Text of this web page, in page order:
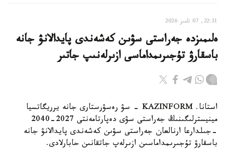
22:31, 07 تامىز 2026
ەلىمىزدە جەراستى سۋىن كەشەندى پايدالانۋ جانە
باسقارۋ تۇجىرىمداماسى ازىرلەنىپ جاتىر
استانا. KAZINFORM - سۋ رەسۋرستارى جانە يرريگاتسيا
مينيسترلىگىنىڭ جەراستى سۋى دەپارتامەنتى 2027-2040
-جىلدارعا ارنالعان جەراستى سۋىن كەشەندى پايدالانۋ جانە
باسقارۋ تۇجىرىمداماسىن ازىرلەپ جاتقانىن حابارلادى.